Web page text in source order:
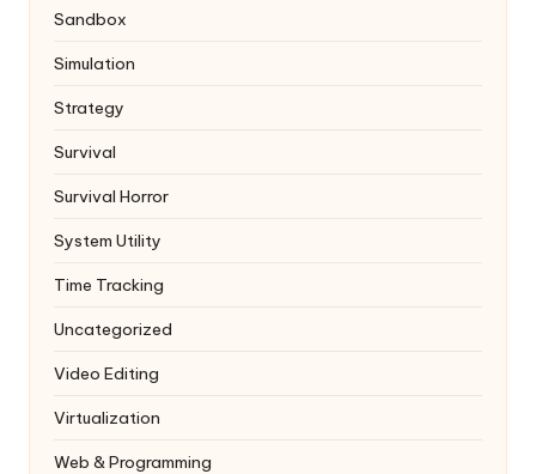
Sandbox
Simulation
Strategy
Survival
Survival Horror
System Utility
Time Tracking
Uncategorized
Video Editing
Virtualization
Web & Programming